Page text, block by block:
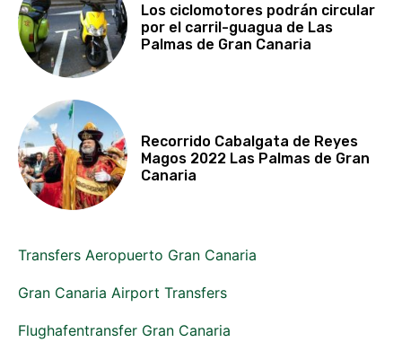
Los ciclomotores podrán circular
por el carril-guagua de Las
Palmas de Gran Canaria
Recorrido Cabalgata de Reyes
Magos 2022 Las Palmas de Gran
Canaria
Transfers Aeropuerto Gran Canaria
Gran Canaria Airport Transfers
Flughafentransfer Gran Canaria